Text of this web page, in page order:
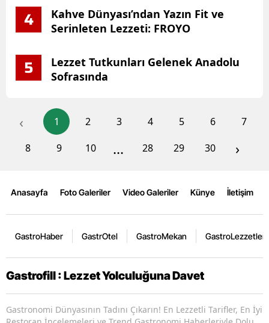
4
Kahve Dünyası’ndan Yazın Fit ve
Serinleten Lezzeti: FROYO
5
Lezzet Tutkunları Gelenek Anadolu
Sofrasında
‹ 1 2 3 4 5 6
7
8
9 10 ... 28 29 30 ›
Anasayfa Foto Galeriler Video Galeriler Künye İletişim
GastroHaber GastrOtel GastroMekan GastroLezzetler
Gastrofill : Lezzet Yolculuğuna Davet
Gastronomi Dünyasının Tadını Çıkarın! En Lezzetli Tarifler, En İyi